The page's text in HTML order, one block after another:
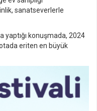
sanatseverlerle
yaptığı konuşmada, 2024
eriten en büyük